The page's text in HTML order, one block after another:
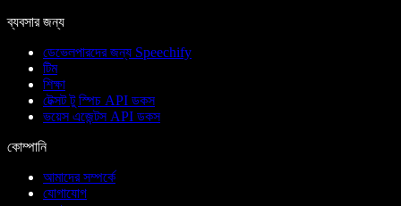
ব্যবসার জন্য
ডেভেলপারদের জন্য Speechify
টিম
শিক্ষা
টেক্সট টু স্পিচ API ডকস
ভয়েস এজেন্টস API ডকস
কোম্পানি
আমাদের সম্পর্কে
যোগাযোগ